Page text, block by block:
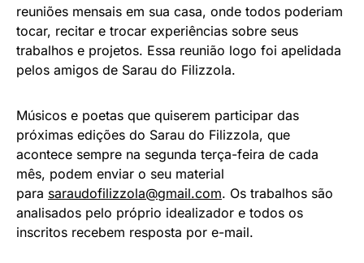
reuniões mensais em sua casa, onde todos poderiam
tocar, recitar e trocar experiências sobre seus
trabalhos e projetos. Essa reunião logo foi apelidada
pelos amigos de Sarau do Filizzola.
Músicos e poetas que quiserem participar das
próximas edições do Sarau do Filizzola, que
acontece sempre na segunda terça-feira de cada
mês, podem enviar o seu material
para saraudofilizzola@gmail.com. Os trabalhos são
analisados pelo próprio idealizador e todos os
inscritos recebem resposta por e-mail.